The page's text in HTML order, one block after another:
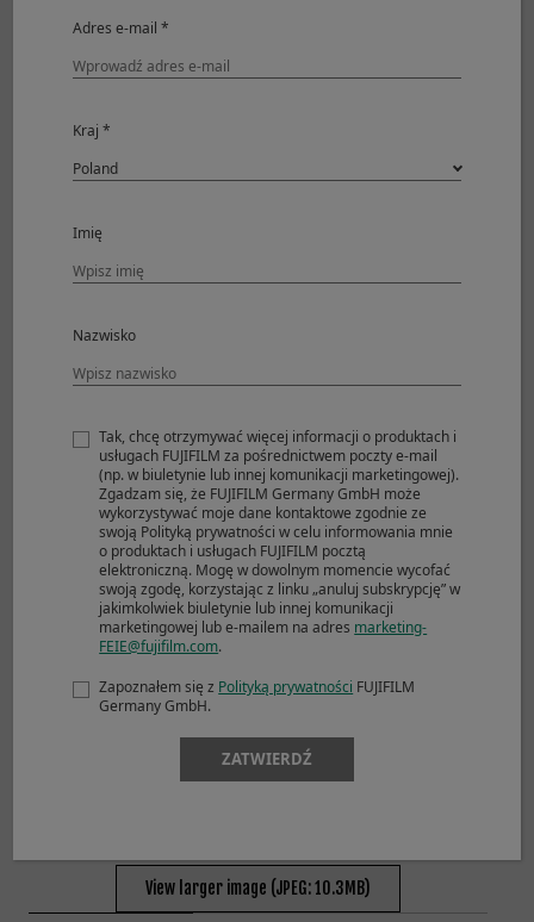
Shooting Mode
Sensitivity
Shutter Speed
White Balance
ISO200
1/350
AUTO
XF16-50mmF2.8-4.8 R LM WR
View larger image (JPEG: 10.3MB)
Adres e-mail *
Kraj *
Imię
Nazwisko
Tak, chcę otrzymywać więcej informacji o produktach i
usługach FUJIFILM za pośrednictwem poczty e-mail
(np. w biuletynie lub innej komunikacji marketingowej).
Zgadzam się, że FUJIFILM Germany GmbH może
wykorzystywać moje dane kontaktowe zgodnie ze
swoją Polityką prywatności w celu informowania mnie
o produktach i usługach FUJIFILM pocztą
elektroniczną. Mogę w dowolnym momencie wycofać
swoją zgodę, korzystając z linku „anuluj subskrypcję” w
jakimkolwiek biuletynie lub innej komunikacji
marketingowej lub e-mailem na adres marketing-
FEIE@fujifilm.com.
Zapoznałem się z Polityką prywatności FUJIFILM
Germany GmbH.
ZATWIERDŹ